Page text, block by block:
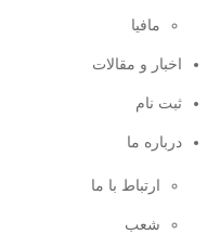
مافیا
اخبار و مقالات
ثبت نام
درباره ما
ارتباط با ما
شعب